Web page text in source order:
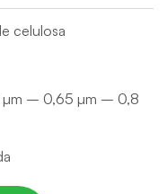
celulosa
– 0,65 µm – 0,8